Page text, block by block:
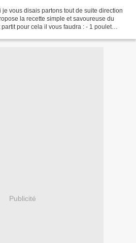
vous disais partons tout de suite direction
la recette simple et savoureuse du
pour cela il vous faudra : - 1 poulet
Publicité